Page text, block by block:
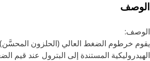
المستندة إلى البترول عند قيم